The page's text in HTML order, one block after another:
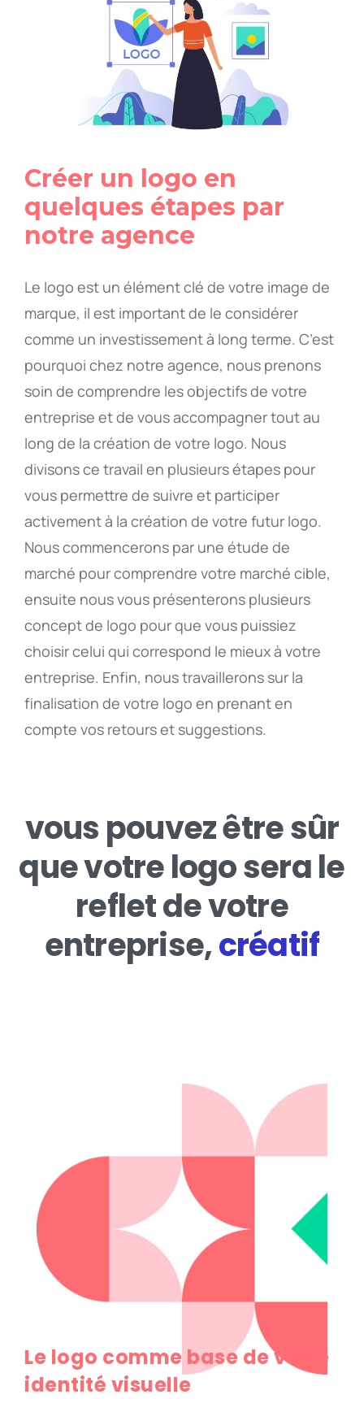
Créer un logo en
quelques étapes par
notre agence
Le logo est un élément clé de votre image de
marque, il est important de le considérer
comme un investissement à long terme. C’est
pourquoi chez notre agence, nous prenons
soin de comprendre les objectifs de votre
entreprise et de vous accompagner tout au
long de la création de votre logo. Nous
divisons ce travail en plusieurs étapes pour
vous permettre de suivre et participer
activement à la création de votre futur logo.
Nous commencerons par une étude de
marché pour comprendre votre marché cible,
ensuite nous vous présenterons plusieurs
concept de logo pour que vous puissiez
choisir celui qui correspond le mieux à votre
entreprise. Enfin, nous travaillerons sur la
finalisation de votre logo en prenant en
compte vos retours et suggestions.
vous pouvez être sûr
que votre logo sera le
reflet de votre
entreprise,créatif
Le logo comme base de votre
identité visuelle